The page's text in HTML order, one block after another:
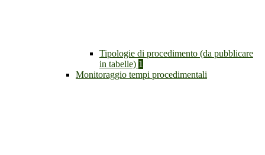
Tipologie di procedimento (da pubblicare
in tabelle) 1
Monitoraggio tempi procedimentali